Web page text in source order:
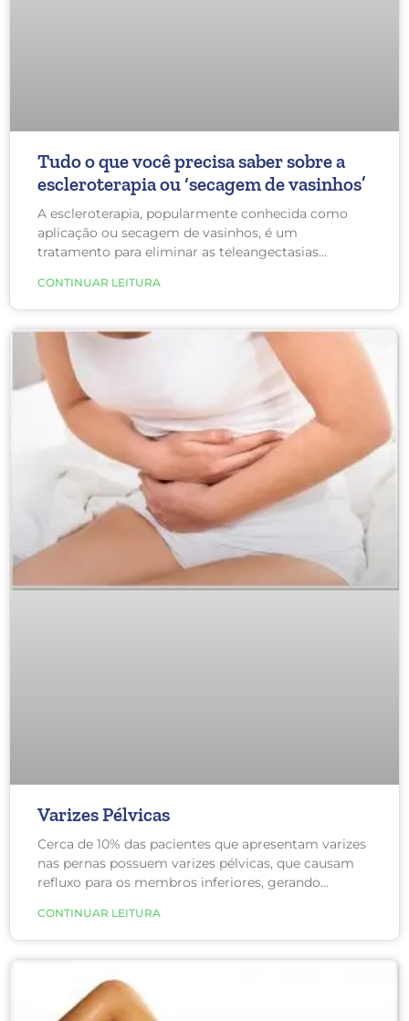
Tudo o que você precisa saber sobre a
escleroterapia ou ‘secagem de vasinhos’
A escleroterapia, popularmente conhecida como
aplicação ou secagem de vasinhos, é um
tratamento para eliminar as teleangectasias
substância química através de agulhas bem finas
nos locais afetados. O procedimento é pouco
doloroso quando feito com agulhas bem finas e
afiadas e por um cirurgião vascular experiente e
com precisão nas mãos e nos olhos.
CONTINUAR LEITURA
Varizes Pélvicas
Cerca de 10% das pacientes que apresentam varizes
nas pernas possuem varizes pélvicas, que causam
refluxo para os membros inferiores, gerando
mulher teve três ou mais gestações.
CONTINUAR LEITURA